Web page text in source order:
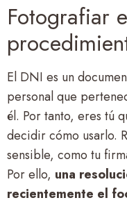
Fotografiar
El DNI es un
personal que
él. Por tanto, eres tú
decidir cómo usarlo.
sensible, como tu
Por ello, una
recientemente el